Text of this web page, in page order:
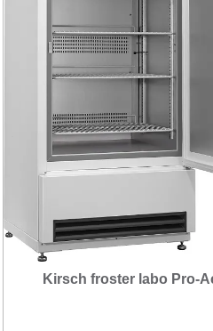
Kirsch froster labo Pro-